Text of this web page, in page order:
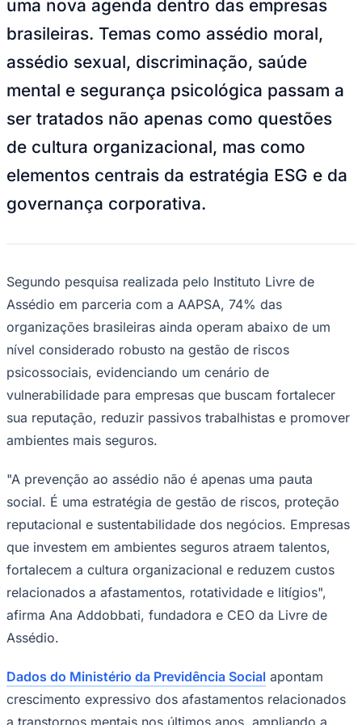
NBA
Fórmula 1
Tênis (ATP)
NHL
Vôlei
NBB
Brasileirão Série B
Copa América
Champions League
Premier League
La Liga
Bundesliga
Mundial 2026
Times - Ir direto
uma nova agenda dentro das empresas
brasileiras. Temas como assédio moral,
assédio sexual, discriminação, saúde
mental e segurança psicológica passam a
ser tratados não apenas como questões
de cultura organizacional, mas como
elementos centrais da estratégia ESG e da
governança corporativa.
Segundo pesquisa realizada pelo Instituto Livre de
Assédio em parceria com a AAPSA, 74% das
organizações brasileiras ainda operam abaixo de um
nível considerado robusto na gestão de riscos
psicossociais, evidenciando um cenário de
vulnerabilidade para empresas que buscam fortalecer
sua reputação, reduzir passivos trabalhistas e promover
ambientes mais seguros.
"A prevenção ao assédio não é apenas uma pauta
social. É uma estratégia de gestão de riscos, proteção
reputacional e sustentabilidade dos negócios. Empresas
que investem em ambientes seguros atraem talentos,
fortalecem a cultura organizacional e reduzem custos
relacionados a afastamentos, rotatividade e litígios",
afirma Ana Addobbati, fundadora e CEO da Livre de
Assédio.
Dados do Ministério da Previdência Social apontam
crescimento expressivo dos afastamentos relacionados
a transtornos mentais nos últimos anos, ampliando a